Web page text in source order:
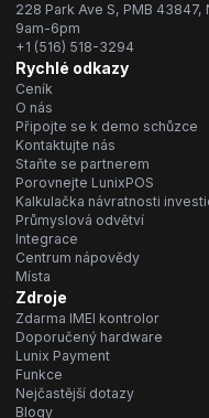
228 Park Ave S, PMB 43847,
9am-6pm
+1 (516) 518-3294
Rychlé odkazy
Ceník
O nás
Připojte se k demo schůzce
Kontaktujte nás
Staňte se partnerem
Porovnejte LunixPOS
Kalkulačka návratnosti
Průmyslová odvětví
Integrace
Centrum nápovědy
Místa
Zdroje
Zdarma IMEI kontrolor
Doporučený hardware
Lunix Payment
Funkce
Nejčastější dotazy
Blogy